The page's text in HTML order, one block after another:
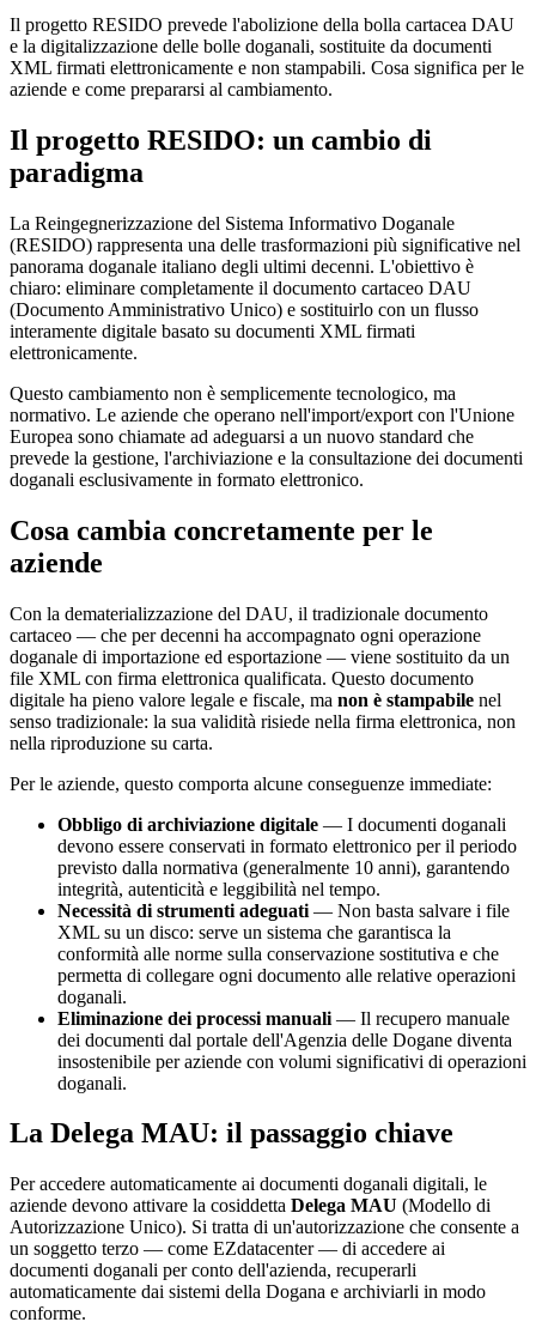
Il progetto RESIDO prevede l'abolizione della bolla cartacea DAU
e la digitalizzazione delle bolle doganali, sostituite da documenti
XML firmati elettronicamente e non stampabili. Cosa significa per le
aziende e come prepararsi al cambiamento.
Il progetto RESIDO: un cambio di
paradigma
La Reingegnerizzazione del Sistema Informativo Doganale
(RESIDO) rappresenta una delle trasformazioni più significative nel
panorama doganale italiano degli ultimi decenni. L'obiettivo è
chiaro: eliminare completamente il documento cartaceo DAU
(Documento Amministrativo Unico) e sostituirlo con un flusso
interamente digitale basato su documenti XML firmati
elettronicamente.
Questo cambiamento non è semplicemente tecnologico, ma
normativo. Le aziende che operano nell'import/export con l'Unione
Europea sono chiamate ad adeguarsi a un nuovo standard che
prevede la gestione, l'archiviazione e la consultazione dei documenti
doganali esclusivamente in formato elettronico.
Cosa cambia concretamente per le
aziende
Con la dematerializzazione del DAU, il tradizionale documento
cartaceo — che per decenni ha accompagnato ogni operazione
doganale di importazione ed esportazione — viene sostituito da un
file XML con firma elettronica qualificata. Questo documento
digitale ha pieno valore legale e fiscale, ma non è stampabile nel
senso tradizionale: la sua validità risiede nella firma elettronica, non
nella riproduzione su carta.
Per le aziende, questo comporta alcune conseguenze immediate:
Obbligo di archiviazione digitale — I documenti doganali
devono essere conservati in formato elettronico per il periodo
previsto dalla normativa (generalmente 10 anni), garantendo
integrità, autenticità e leggibilità nel tempo.
Necessità di strumenti adeguati — Non basta salvare i file
XML su un disco: serve un sistema che garantisca la
conformità alle norme sulla conservazione sostitutiva e che
permetta di collegare ogni documento alle relative operazioni
doganali.
Eliminazione dei processi manuali — Il recupero manuale
dei documenti dal portale dell'Agenzia delle Dogane diventa
insostenibile per aziende con volumi significativi di operazioni
doganali.
La Delega MAU: il passaggio chiave
Per accedere automaticamente ai documenti doganali digitali, le
aziende devono attivare la cosiddetta Delega MAU (Modello di
Autorizzazione Unico). Si tratta di un'autorizzazione che consente a
un soggetto terzo — come EZdatacenter — di accedere ai
documenti doganali per conto dell'azienda, recuperarli
automaticamente dai sistemi della Dogana e archiviarli in modo
conforme.